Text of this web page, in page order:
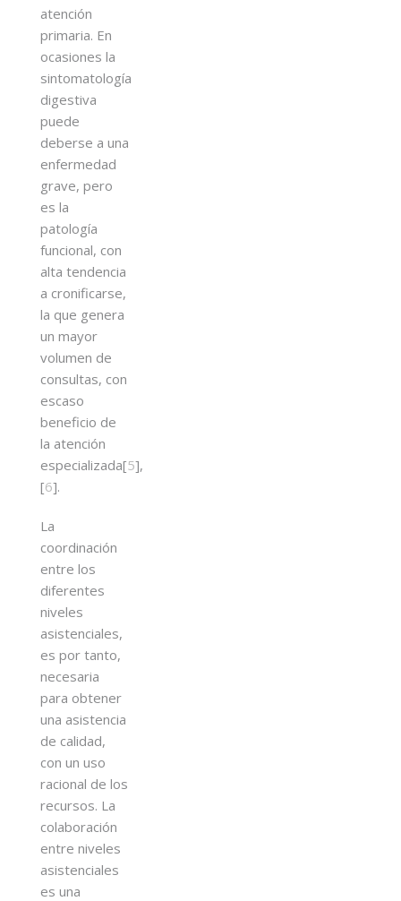
atención
primaria. En
ocasiones la
sintomatología
digestiva
puede
deberse a una
enfermedad
grave, pero
es la
patología
funcional, con
alta tendencia
a cronificarse,
la que genera
un mayor
volumen de
consultas, con
escaso
beneficio de
la atención
especializada[5],
[6].
La
coordinación
entre los
diferentes
niveles
asistenciales,
es por tanto,
necesaria
para obtener
una asistencia
de calidad,
con un uso
racional de los
recursos. La
colaboración
entre niveles
asistenciales
es una